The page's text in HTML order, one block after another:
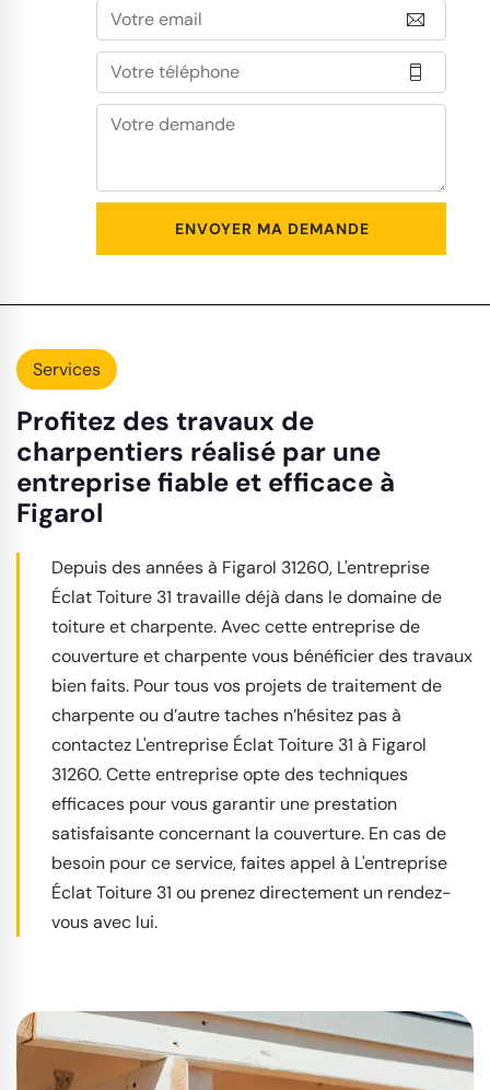
Services
Profitez des travaux de
charpentiers réalisé par une
entreprise fiable et efficace à
Figarol
Depuis des années à Figarol 31260, L'entreprise
Éclat Toiture 31 travaille déjà dans le domaine de
toiture et charpente. Avec cette entreprise de
couverture et charpente vous bénéficier des travaux
bien faits. Pour tous vos projets de traitement de
charpente ou d’autre taches n’hésitez pas à
contactez L'entreprise Éclat Toiture 31 à Figarol
31260. Cette entreprise opte des techniques
efficaces pour vous garantir une prestation
satisfaisante concernant la couverture. En cas de
besoin pour ce service, faites appel à L'entreprise
Éclat Toiture 31 ou prenez directement un rendez-
vous avec lui.